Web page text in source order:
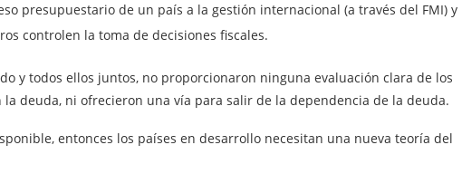
presupuestario de un país a la gestión internacional (a través del FMI) y
controlen la toma de decisiones fiscales.
y todos ellos juntos, no proporcionaron ninguna evaluación clara de los
deuda, ni ofrecieron una vía para salir de la dependencia de la deuda.
entonces los países en desarrollo necesitan una nueva teoría del